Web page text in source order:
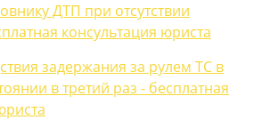
ДТП при отсутствии
консультация юриста
задержания за рулем ТС в
в третий раз - бесплатная